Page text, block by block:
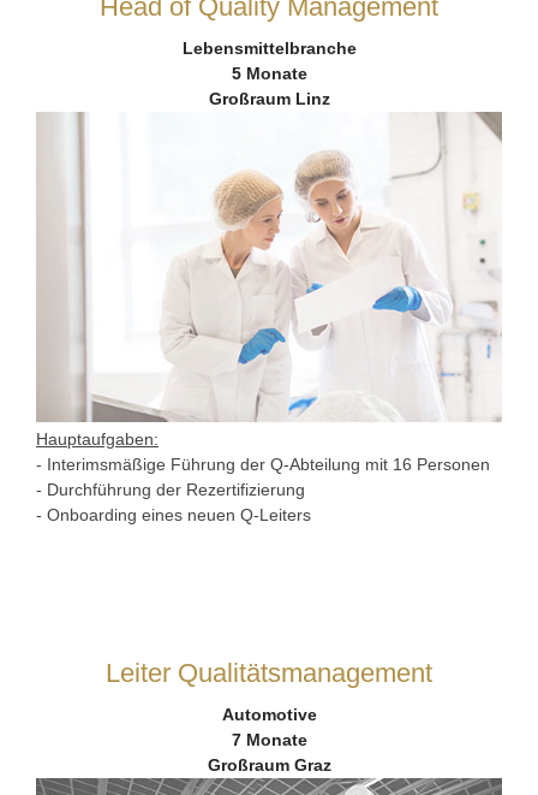
Head of Quality Management
Lebensmittelbranche
5 Monate
Großraum Linz
Hauptaufgaben:
- Interimsmäßige Führung der Q-Abteilung mit 16 Personen
- Durchführung der Rezertifizierung
- Onboarding eines neuen Q-Leiters
Leiter Qualitätsmanagement
Automotive
7 Monate
Großraum Graz